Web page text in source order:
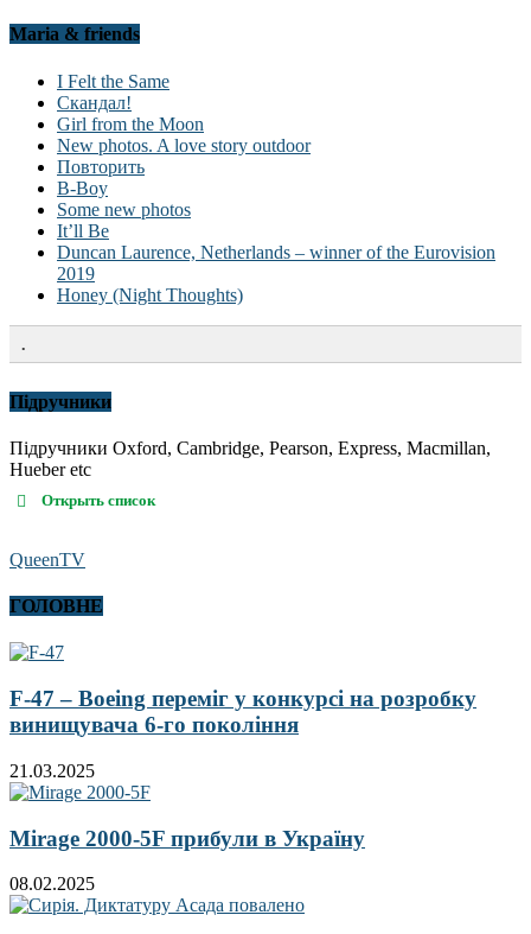
Maria & friends
I Felt the Same
Скандал!
Girl from the Moon
New photos. A love story outdoor
Повторить
B-Boy
Some new photos
It’ll Be
Duncan Laurence, Netherlands – winner of the Eurovision
2019
Honey (Night Thoughts)
.
Підручники
Підручники Oxford, Cambridge, Pearson, Express, Macmillan,
Hueber etc
Открыть список
QueenTV
ГОЛОВНЕ
F-47 – Boeing переміг у конкурсі на розробку
винищувача 6-го покоління
21.03.2025
Mirage 2000-5F прибули в Україну
08.02.2025